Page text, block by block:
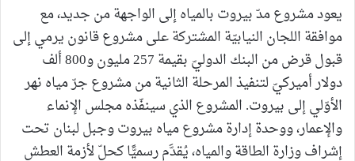
يعود مشروع مدّ بيروت بالمياه إلى الواجهة من جديد، مع
موافقة اللجان النيابيّة المشتركة على مشروع قانون يرمي إلى
قبول قرض من البنك الدوليّ بقيمة 257 مليون و800 ألف
دولار أميركيّ لتنفيذ المرحلة الثانية من مشروع جرّ مياه نهر
الأوّلي إلى بيروت. المشروع الذي سينفّذه مجلس الإنماء
والإعمار، ووحدة إدارة مشروع مياه بيروت وجبل لبنان تحت
إشراف وزارة الطاقة والمياه، يُقدَّم رسميًّا كحلّ لأزمة العطش